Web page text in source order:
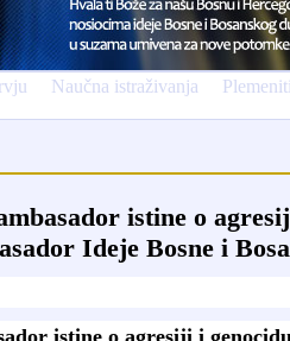
Naučna istraživanja
istine o
Ideje Bosne i